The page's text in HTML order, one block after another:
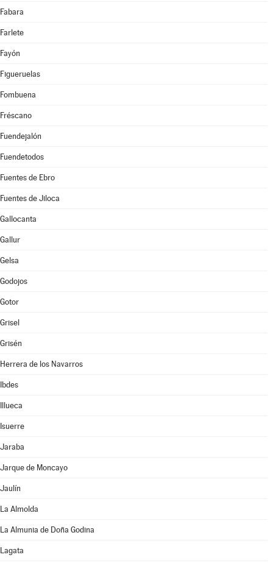
Fabara
Farlete
Fayón
Figueruelas
Fombuena
Fréscano
Fuendejalón
Fuendetodos
Fuentes de Ebro
Fuentes de Jiloca
Gallocanta
Gallur
Gelsa
Godojos
Gotor
Grisel
Grisén
Herrera de los Navarros
Ibdes
Illueca
Isuerre
Jaraba
Jarque de Moncayo
Jaulín
La Almolda
La Almunia de Doña Godina
Lagata